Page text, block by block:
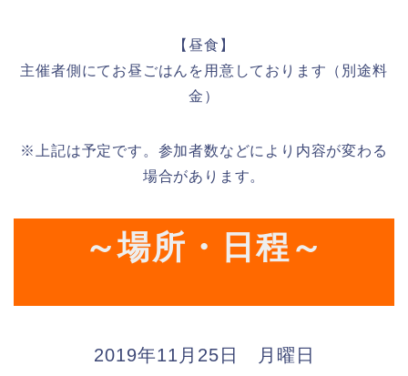
【昼食】
主催者側にてお昼ごはんを用意しております（別途料
金）
※上記は予定です。参加者数などにより内容が変わる
場合があります。
～場所・日程～
2019年11月25日 月曜日